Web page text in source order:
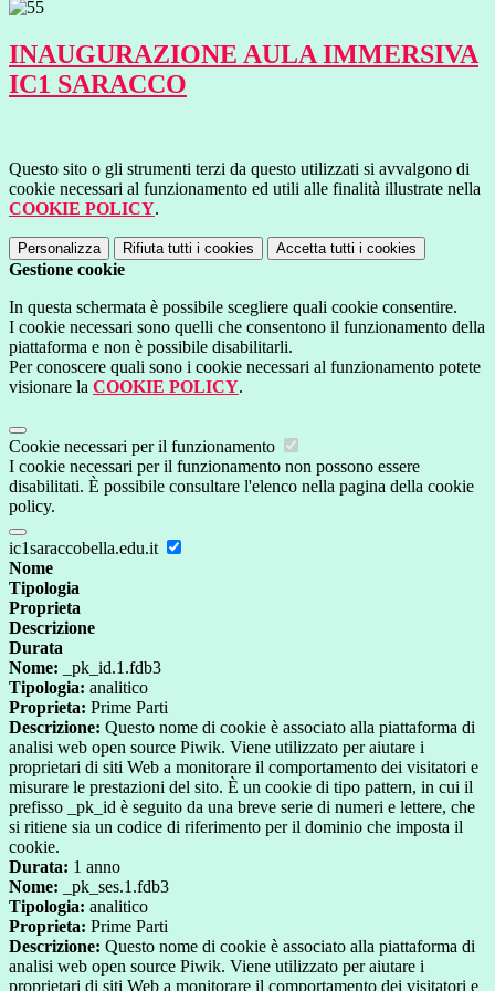
INAUGURAZIONE AULA IMMERSIVA
IC1 SARACCO
Questo sito o gli strumenti terzi da questo utilizzati si avvalgono di
cookie necessari al funzionamento ed utili alle finalità illustrate nella
COOKIE POLICY.
Personalizza Rifiuta tutti i cookies Accetta tutti i cookies
Gestione cookie
In questa schermata è possibile scegliere quali cookie consentire.
I cookie necessari sono quelli che consentono il funzionamento della
piattaforma e non è possibile disabilitarli.
Per conoscere quali sono i cookie necessari al funzionamento potete
visionare la COOKIE POLICY.
Cookie necessari per il funzionamento
I cookie necessari per il funzionamento non possono essere
disabilitati. È possibile consultare l'elenco nella pagina della cookie
policy.
ic1saraccobella.edu.it
Nome
Tipologia
Proprieta
Descrizione
Durata
Nome: _pk_id.1.fdb3
Tipologia: analitico
Proprieta: Prime Parti
Descrizione: Questo nome di cookie è associato alla piattaforma di
analisi web open source Piwik. Viene utilizzato per aiutare i
proprietari di siti Web a monitorare il comportamento dei visitatori e
misurare le prestazioni del sito. È un cookie di tipo pattern, in cui il
prefisso _pk_id è seguito da una breve serie di numeri e lettere, che
si ritiene sia un codice di riferimento per il dominio che imposta il
cookie.
Durata: 1 anno
Nome: _pk_ses.1.fdb3
Tipologia: analitico
Proprieta: Prime Parti
Descrizione: Questo nome di cookie è associato alla piattaforma di
analisi web open source Piwik. Viene utilizzato per aiutare i
proprietari di siti Web a monitorare il comportamento dei visitatori e